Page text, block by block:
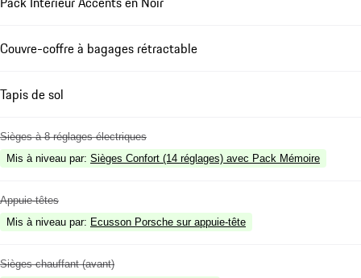
Couvre-coffre à bagages rétractable
Tapis de sol
Sièges à 8 réglages électriques
Mis à niveau par: Sièges Confort (14 réglages) avec Pack Mémoire
Appuie-têtes
Mis à niveau par: Ecusson Porsche sur appuie-tête
Sièges chauffant (avant)